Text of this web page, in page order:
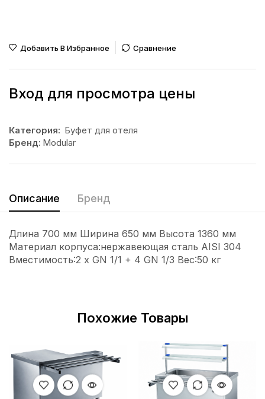
Добавить В Избранное Сравнение
Вход для просмотра цены
Категория: Буфет для отеля
Бренд: Modular
Описание Бренд
Длина 700 мм Ширина 650 мм Высота 1360 мм
Материал корпуса:нержавеющая cталь AISI 304
Вместимость:2 х GN 1/1 + 4 GN 1/3 Вес:50 кг
Похожие Товары